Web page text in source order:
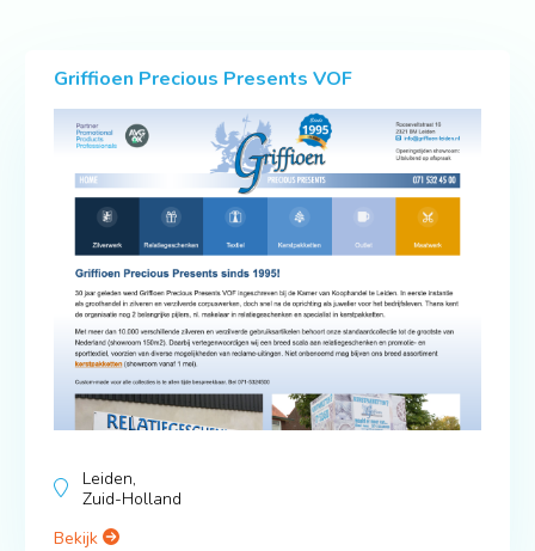
Griffioen Precious Presents VOF
Leiden,
Zuid-Holland
Bekijk